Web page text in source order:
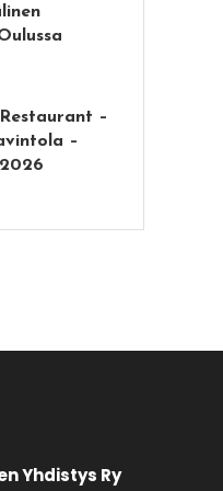
–
–
Yhdistys Ry